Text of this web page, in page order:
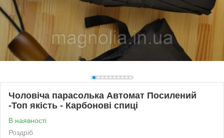
Чоловіча парасолька Автомат Посилений
-Топ якість - Карбонові спиці
В наявності
Роздріб